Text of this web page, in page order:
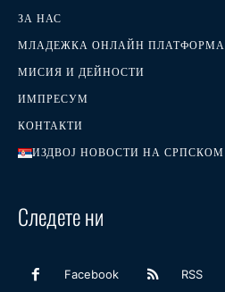
ЗА НАС
МЛАДЕЖКА ОНЛАЙН ПЛАТФОРМА
МИСИЯ И ДЕЙНОСТИ
ИМПРЕСУМ
КОНТАКТИ
ИЗДВОЈ НОВОСТИ НА СРПСКОМ
Следете ни
Facebook RSS